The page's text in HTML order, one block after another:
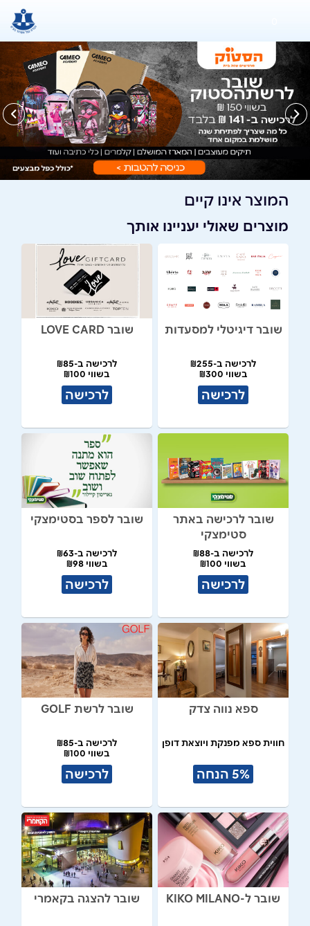
המוצר אינו קיים
מוצרים שאולי יעניינו אותך
שובר דיגיטלי למסעדות
לרכישה ב-₪255
בשווי ₪300
לרכישה
שובר LOVE CARD
לרכישה ב-₪85
בשווי ₪100
לרכישה
שובר לרכישה באתר
סטימצקי
לרכישה ב-₪88
בשווי ₪100
לרכישה
שובר לספר בסטימצקי
לרכישה ב-₪63
בשווי ₪98
לרכישה
ספא נווה צדק
חווית ספא מפנקת ויוצאת דופן
5% הנחה
שובר לרשת GOLF
לרכישה ב-₪85
בשווי ₪100
לרכישה
שובר ל-KIKO MILANO שובר להצגה בקאמרי